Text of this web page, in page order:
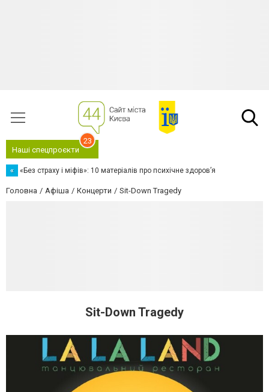
Наші спецпроєкти
23
« «Без страху і міфів»: 10 матеріалів про психічне здоров’я
Головна Афіша Концерти Sit-Down Tragedy
Sit-Down Tragedy